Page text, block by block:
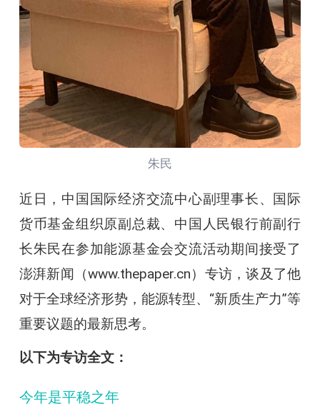
朱民
近日，中国国际经济交流中心副理事长、国际
货币基金组织原副总裁、中国人民银行前副行
长朱民在参加能源基金会交流活动期间接受了
澎湃新闻（www.thepaper.cn）专访，谈及了他
对于全球经济形势，能源转型、“新质生产力”等
重要议题的最新思考。
以下为专访全文：
今年是平稳之年